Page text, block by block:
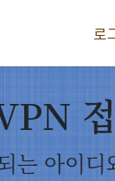
로
아이디